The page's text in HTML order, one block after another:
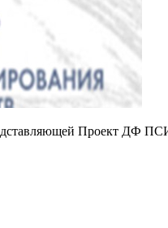
Проект ДФ